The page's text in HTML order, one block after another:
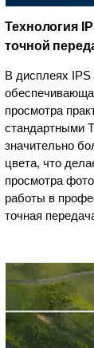
Технология
точной
В дисплеях IPS
просмотра
стандартными
значительно
цвета, что
просмотра
работы в
точная